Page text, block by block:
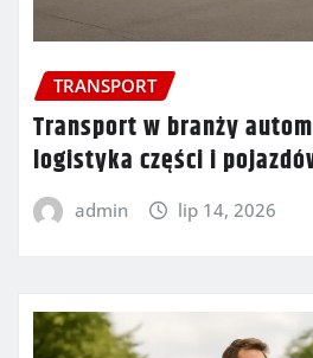
TRANSPORT
Transport w branży
logistyka części i
admin lip 14, 2026